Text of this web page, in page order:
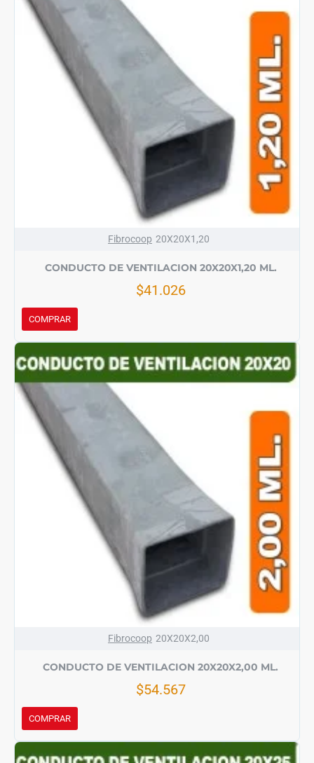
Fibrocoop 20X20X1,20
CONDUCTO DE VENTILACION 20X20X1,20 ML.
$41.026
COMPRAR
Fibrocoop 20X20X2,00
CONDUCTO DE VENTILACION 20X20X2,00 ML.
$54.567
COMPRAR